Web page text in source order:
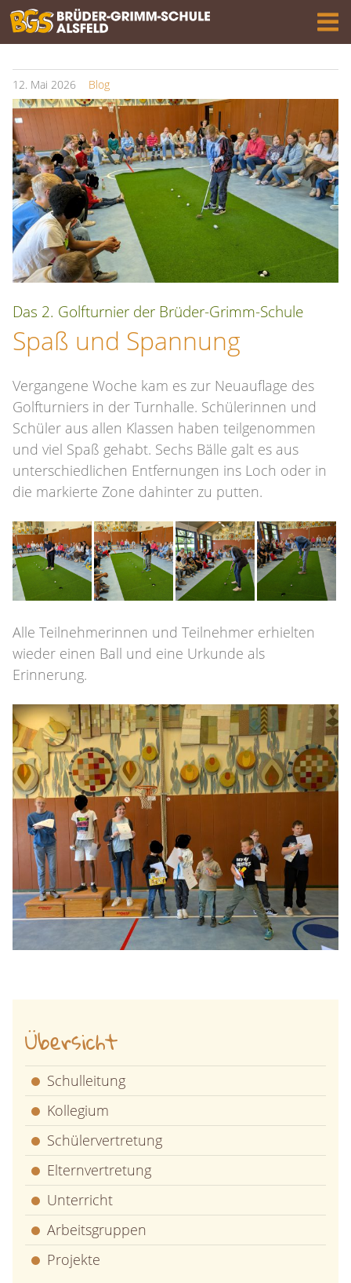
12. Mai 2026 Blog
Das 2. Golfturnier der Brüder-Grimm-Schule
Spaß und Spannung
Vergangene Woche kam es zur Neuauflage des
Golfturniers in der Turnhalle. Schülerinnen und
Schüler aus allen Klassen haben teilgenommen
und viel Spaß gehabt. Sechs Bälle galt es aus
unterschiedlichen Entfernungen ins Loch oder in
die markierte Zone dahinter zu putten.
Alle Teilnehmerinnen und Teilnehmer erhielten
wieder einen Ball und eine Urkunde als
Erinnerung.
Übersicht
Schulleitung
Kollegium
Schülervertretung
Elternvertretung
Unterricht
Arbeitsgruppen
Projekte